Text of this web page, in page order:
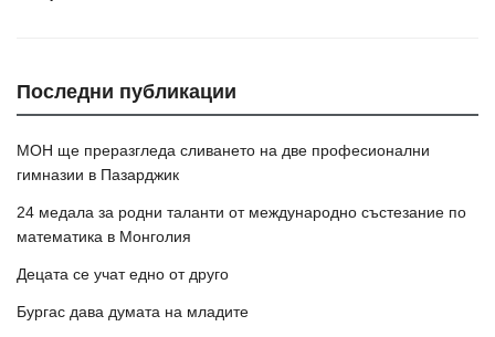
Последни публикации
МОН ще преразгледа сливането на две професионални
гимназии в Пазарджик
24 медала за родни таланти от международно състезание по
математика в Монголия
Децата се учат едно от друго
Бургас дава думата на младите